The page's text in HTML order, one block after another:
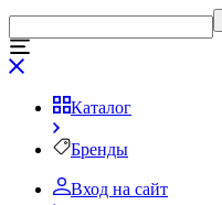
Каталог
Бренды
Вход на сайт